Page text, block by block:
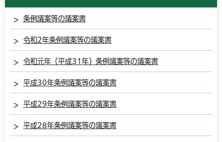
条例議案等の議案書
令和2年条例議案等の議案書
令和元年（平成31年）条例議案等の議案書
平成30年条例議案等の議案書
平成29年条例議案等の議案書
平成28年条例議案等の議案書